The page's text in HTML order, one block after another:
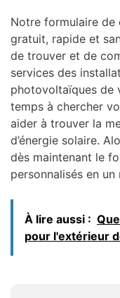
Notre formulaire de
gratuit, rapide et
de trouver et de
services des
photovoltaïques de
temps à chercher
aider à trouver la
d’énergie solaire.
dès maintenant le
personnalisés en
À lire aussi :
pour l'extérieur